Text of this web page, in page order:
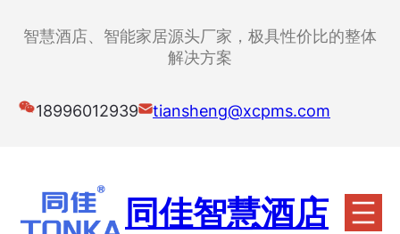
智慧酒店、智能家居源头厂家，极具性价比的整体
解决方案
18996012939 tiansheng@xcpms.com
同佳智慧酒店